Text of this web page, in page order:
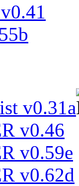
v0.31a
v0.46
v0.59e
v0.62d